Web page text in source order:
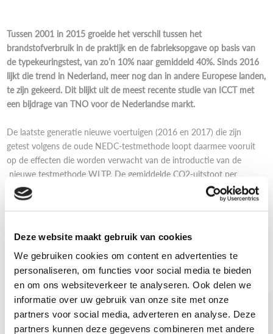
Deze website maakt gebruik van cookies
We gebruiken cookies om content en advertenties te
personaliseren, om functies voor social media te bieden
en om ons websiteverkeer te analyseren. Ook delen we
informatie over uw gebruik van onze site met onze
partners voor social media, adverteren en analyse. Deze
partners kunnen deze gegevens combineren met andere
Tussen 2001 in 2015 groeide het verschil tussen het
brandstofverbruik in de praktijk en de fabrieksopgave op basis van
de typekeuringstest, van zo’n 10% naar gemiddeld 40%. Sinds 2016
lijkt die trend in Nederland, meer nog dan in andere Europese landen,
te zijn gekeerd. Dit blijkt uit de meest recente studie van ICCT met
een bijdrage van TNO voor de Nederlandse markt.
De laatste generatie nieuwe voertuigen (2016 en 2017) die zijn
getest volgens de oude NEDC-testmethode loopt daarmee vooruit
op de effecten die worden verwacht van de introductie van de
nieuwe testmethode WLTP. De gemiddelde CO2-uitstoot per
kilometer van nieuwe voertuigen daalt voor het eerst sinds lange tijd
niet meer. In Nederland hangt deze verandering ook sterk samen met
voertuigen met een lage CO2-typekeuringswaarde vanaf januari
2016.
TNO monitort sinds 2009, met de medewerking van Travelcard
Nederland BV, het brandstofverbruik en de CO2-uitstoot van
personenauto’s in de praktijk. Deze getallen zijn in Nederland de
basis voor berekening van de netto effecten van Europees bronbeleid